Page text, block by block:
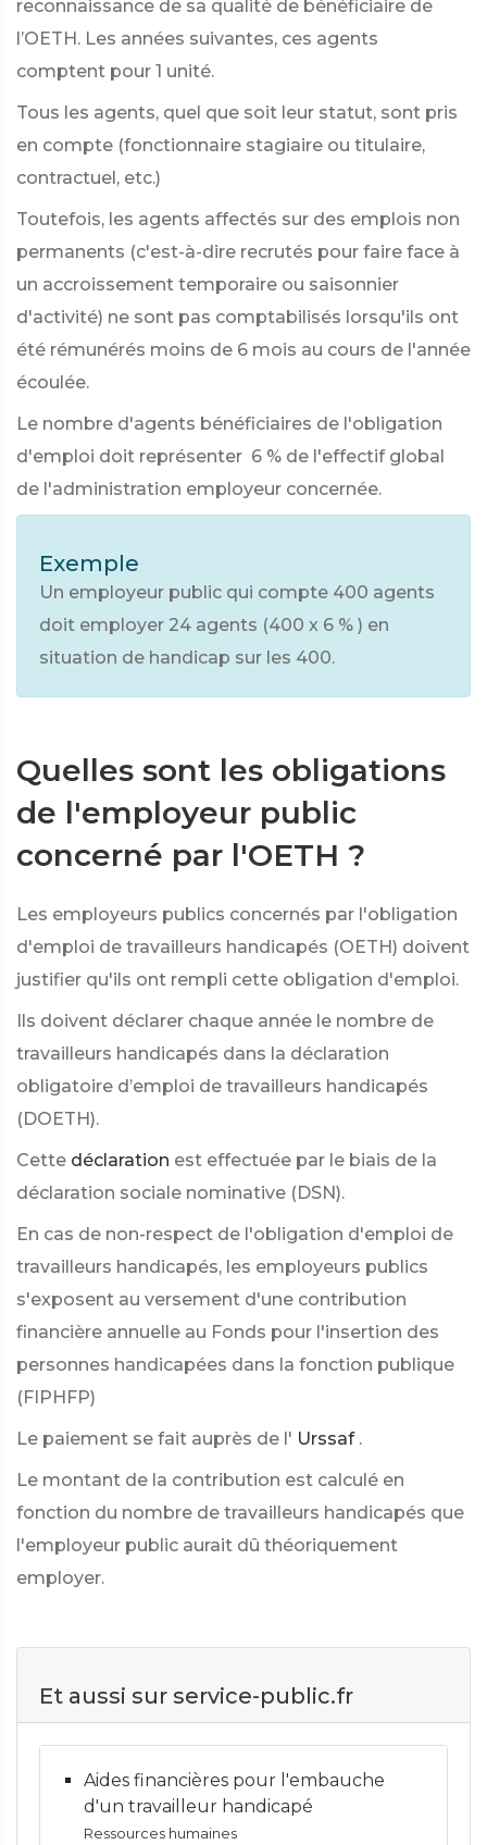
reconnaissance de sa qualité de bénéficiaire de
l’OETH. Les années suivantes, ces agents
comptent pour 1 unité.
Tous les agents, quel que soit leur statut, sont pris
en compte (fonctionnaire stagiaire ou titulaire,
contractuel, etc.)
Toutefois, les agents affectés sur des emplois non
permanents (c'est-à-dire recrutés pour faire face à
un accroissement temporaire ou saisonnier
d'activité) ne sont pas comptabilisés lorsqu'ils ont
été rémunérés moins de 6 mois au cours de l'année
écoulée.
Le nombre d'agents bénéficiaires de l'obligation
d'emploi doit représenter 6 % de l'effectif global
de l'administration employeur concernée.
Exemple
Un employeur public qui compte 400 agents
doit employer 24 agents (400 x 6 % ) en
situation de handicap sur les 400.
Quelles sont les obligations
de l'employeur public
concerné par l'OETH ?
Les employeurs publics concernés par l'obligation
d'emploi de travailleurs handicapés (OETH) doivent
justifier qu'ils ont rempli cette obligation d'emploi.
Ils doivent déclarer chaque année le nombre de
travailleurs handicapés dans la déclaration
obligatoire d’emploi de travailleurs handicapés
(DOETH).
Cette déclaration est effectuée par le biais de la
déclaration sociale nominative (DSN).
En cas de non-respect de l'obligation d'emploi de
travailleurs handicapés, les employeurs publics
s'exposent au versement d'une contribution
financière annuelle au Fonds pour l'insertion des
personnes handicapées dans la fonction publique
(FIPHFP)
Le paiement se fait auprès de l' Urssaf .
Le montant de la contribution est calculé en
fonction du nombre de travailleurs handicapés que
l'employeur public aurait dû théoriquement
employer.
Et aussi sur service-public.fr
Aides financières pour l'embauche
d'un travailleur handicapé
Ressources humaines